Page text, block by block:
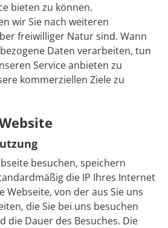
bieten zu können.
wir Sie nach weiteren
freiwilliger Natur sind. Wann
Daten verarbeiten, tun
Service anbieten zu
kommerziellen Ziele zu
besuchen, speichern
die IP Ihres Internet
Webseite, von der aus Sie uns
die Sie bei uns besuchen
die Dauer des Besuches. Die